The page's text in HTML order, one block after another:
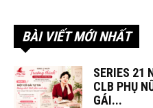
BÀI VIẾT MỚI NHẤT
SERIES 21
CLB PHỤ
GÁI...